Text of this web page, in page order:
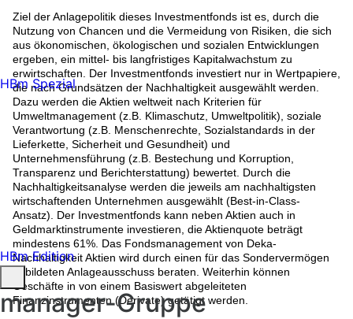
Ziel der Anlagepolitik dieses Investmentfonds ist es, durch die
Nutzung von Chancen und die Vermeidung von Risiken, die sich
aus ökonomischen, ökologischen und sozialen Entwicklungen
ergeben, ein mittel- bis langfristiges Kapitalwachstum zu
erwirtschaften. Der Investmentfonds investiert nur in Wertpapiere,
die nach Grundsätzen der Nachhaltigkeit ausgewählt werden.
Dazu werden die Aktien weltweit nach Kriterien für
Umweltmanagement (z.B. Klimaschutz, Umweltpolitik), soziale
Verantwortung (z.B. Menschenrechte, Sozialstandards in der
Lieferkette, Sicherheit und Gesundheit) und
Unternehmensführung (z.B. Bestechung und Korruption,
Transparenz und Berichterstattung) bewertet. Durch die
Nachhaltigkeitsanalyse werden die jeweils am nachhaltigsten
wirtschaftenden Unternehmen ausgewählt (Best-in-Class-
Ansatz). Der Investmentfonds kann neben Aktien auch in
Geldmarktinstrumente investieren, die Aktienquote beträgt
mindestens 61%. Das Fondsmanagement von Deka-
Nachhaltigkeit Aktien wird durch einen für das Sondervermögen
gebildeten Anlageausschuss beraten. Weiterhin können
Geschäfte in von einem Basiswert abgeleiteten
Finanzinstrumenten (Derivate) getätigt werden.
HBm Spezial
HBm Edition
manager-Gruppe